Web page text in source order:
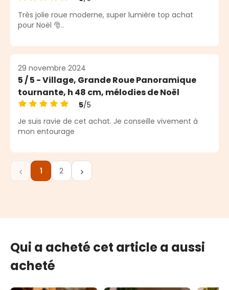
Note moyenne de 5 sur 5 étoiles
Très jolie roue moderne, super lumière top achat
pour Noël 🎅..
29 novembre 2024
5 / 5 - Village, Grande Roue Panoramique
tournante, h 48 cm, mélodies de Noël
Note moyenne de 5 sur 5 étoiles
5/5
Je suis ravie de cet achat. Je conseille vivement à
mon entourage
Page
1 Page
2
Qui a acheté cet article a aussi
acheté